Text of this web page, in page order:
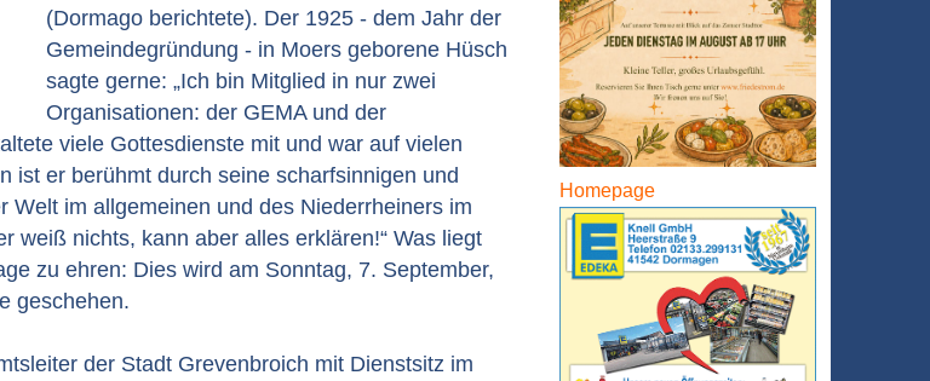
(Dormago berichtete). Der 1925 - dem Jahr der
Gemeindegründung - in Moers geborene Hüsch
sagte gerne: „Ich bin Mitglied in nur zwei
Organisationen: der GEMA und der
viele Gottesdienste mit und war auf vielen
ist er berühmt durch seine scharfsinnigen und
Welt im allgemeinen und des Niederrheiners im
weiß nichts, kann aber alles erklären!“ Was liegt
zu ehren: Dies wird am Sonntag, 7. September,
geschehen.
der Stadt Grevenbroich mit Dienstsitz im
Homepage